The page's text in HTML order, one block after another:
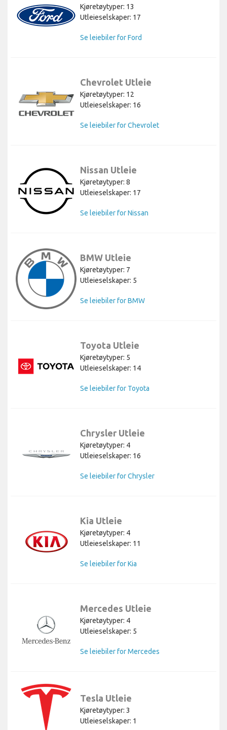
Kjøretøytyper: 13
Utleieselskaper: 17
Se leiebiler for Ford
Chevrolet Utleie
Kjøretøytyper: 12
Utleieselskaper: 16
Se leiebiler for Chevrolet
Nissan Utleie
Kjøretøytyper: 8
Utleieselskaper: 17
Se leiebiler for Nissan
BMW Utleie
Kjøretøytyper: 7
Utleieselskaper: 5
Se leiebiler for BMW
Toyota Utleie
Kjøretøytyper: 5
Utleieselskaper: 14
Se leiebiler for Toyota
Chrysler Utleie
Kjøretøytyper: 4
Utleieselskaper: 16
Se leiebiler for Chrysler
Kia Utleie
Kjøretøytyper: 4
Utleieselskaper: 11
Se leiebiler for Kia
Mercedes Utleie
Kjøretøytyper: 4
Utleieselskaper: 5
Se leiebiler for Mercedes
Tesla Utleie
Kjøretøytyper: 3
Utleieselskaper: 1